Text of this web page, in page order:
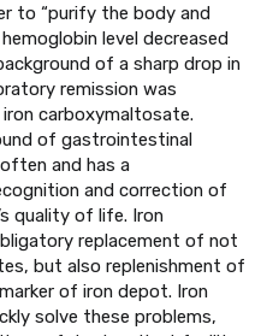
to “purify the body and
level decreased
of a sharp drop in
remission was
carboxymaltosate.
of gastrointestinal
and has a
and correction of
quality of life. Iron
replacement of not
but also replenishment of
of iron depot. Iron
solve these problems,